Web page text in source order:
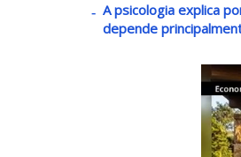
A psicologia explica
depende